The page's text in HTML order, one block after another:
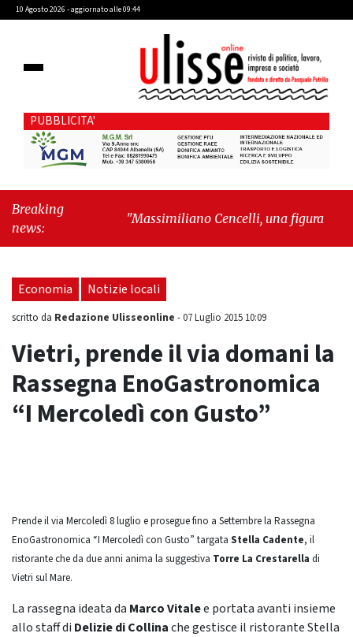
10 Agosto 2026 - aggiornato alle 09:44
PUBBLICITA'
Breaking
news:
"Massimiliano Cencelli, una figura quasi
grattacieli fanno spazio alla natura"
Economia Notizie locali
scritto da Redazione Ulisseonline -07 Luglio 2015 10:09
Vietri, prende il via domani la
Rassegna EnoGastronomica
“I Mercoledì con Gusto”
Prende il via Mercoledì 8 luglio e prosegue fino a Settembre la Rassegna
EnoGastronomica “I Mercoledì con Gusto” targata Stella Cadente, il
ristorante che da due anni anima la suggestiva Torre La Crestarella di
Vietri sul Mare.
La rassegna ideata da Marco Vitalee portata avanti insieme
allo staff di Delizie di Collinache gestisce il ristorante Stella